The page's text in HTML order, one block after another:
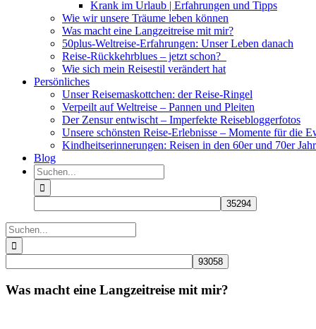
Krank im Urlaub | Erfahrungen und Tipps
Wie wir unsere Träume leben können
Was macht eine Langzeitreise mit mir?
50plus-Weltreise-Erfahrungen: Unser Leben danach
Reise-Rückkehrblues – jetzt schon?
Wie sich mein Reisestil verändert hat
Persönliches
Unser Reisemaskottchen: der Reise-Ringel
Verpeilt auf Weltreise – Pannen und Pleiten
Der Zensur entwischt – Imperfekte Reisebloggerfotos
Unsere schönsten Reise-Erlebnisse – Momente für die
Kindheitserinnerungen: Reisen in den 60er und 70er
Blog
Suche
nach:
Suche
nach:
Was macht eine Langzeitreise mit mir?